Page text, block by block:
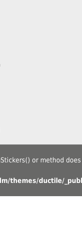
or method does
themes/ductile/